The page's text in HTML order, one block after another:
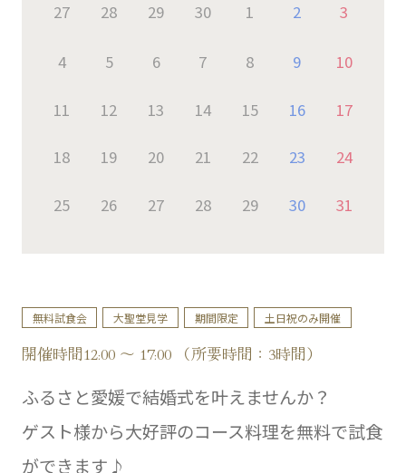
27 28 29 30 1 2 3
4 5 6 7 8 9 10
11 12 13 14 15 16 17
18 19 20 21 22 23 24
25 26 27 28 29 30 31
無料試食会 大聖堂見学 期間限定 土日祝のみ開催
開催時間12:00 ～ 17:00 （所要時間：3時間）
ふるさと愛媛で結婚式を叶えませんか？
ゲスト様から大好評のコース料理を無料で試食
ができます♪